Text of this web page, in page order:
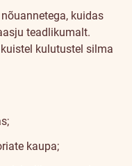
kuidas
teadlikumalt.
kulutustel silma
kaupa;